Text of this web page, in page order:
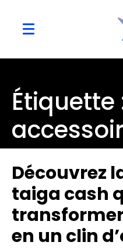
Étiquette
Découvrez
taiga cash
en un clin